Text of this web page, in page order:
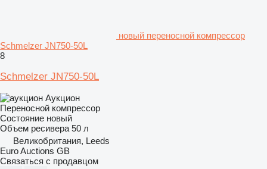
новый переносной компрессор
Schmelzer JN750-50L
8
Schmelzer JN750-50L
Аукцион
Переносной компрессор
Состояние новый
Объем ресивера 50 л
Великобритания, Leeds
Euro Auctions GB
Связаться с продавцом